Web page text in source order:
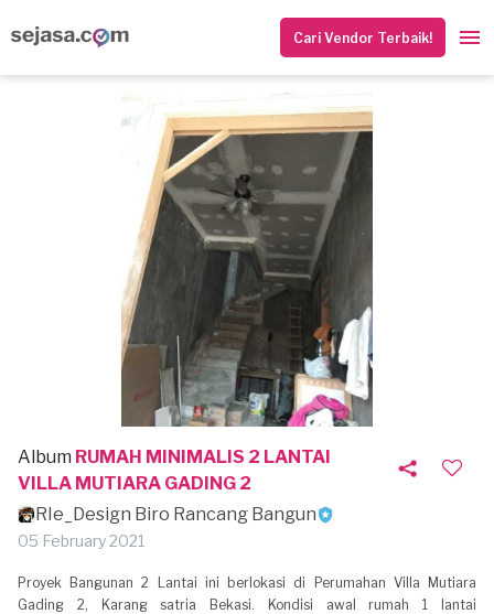
Cari Vendor Terbaik!
Album RUMAH MINIMALIS 2 LANTAI
VILLA MUTIARA GADING 2
RIe_Design Biro Rancang Bangun
05 February 2021
Proyek Bangunan 2 Lantai ini berlokasi di Perumahan Villa Mutiara
Gading 2, Karang satria Bekasi. Kondisi awal rumah 1 lantai